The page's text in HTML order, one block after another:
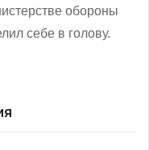
обороны
себе в голову.